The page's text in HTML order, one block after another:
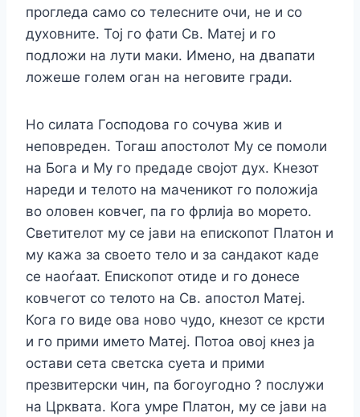
прогледа само со телесните очи, не и со
духовните. Тој го фати Св. Матеј и го
подложи на лути маки. Имено, на двапати
ложеше голем оган на неговите гради.
Но силата Господова го сочува жив и
неповреден. Тогаш апостолот Му се помоли
на Бога и Му го предаде својот дух. Кнезот
нареди и телото на маченикот го положија
во оловен ковчег, па го фрлија во морето.
Светителот му се јави на епископот Платон и
му кажа за своето тело и за сандакот каде
се наоѓаат. Епископот отиде и го донесе
ковчегот со телото на Св. апостол Матеј.
Кога го виде ова ново чудо, кнезот се крсти
и го прими името Матеј. Потоа овој кнез ја
остави сета светска суета и прими
презвитерски чин, па богоугодно ? послужи
на Црквата. Кога умре Платон, му се јави на